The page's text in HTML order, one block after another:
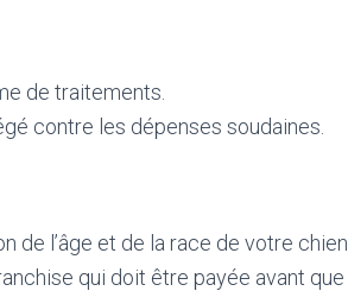
de traitements.
contre les dépenses soudaines.
de l’âge et de la race de votre chien.
qui doit être payée avant que